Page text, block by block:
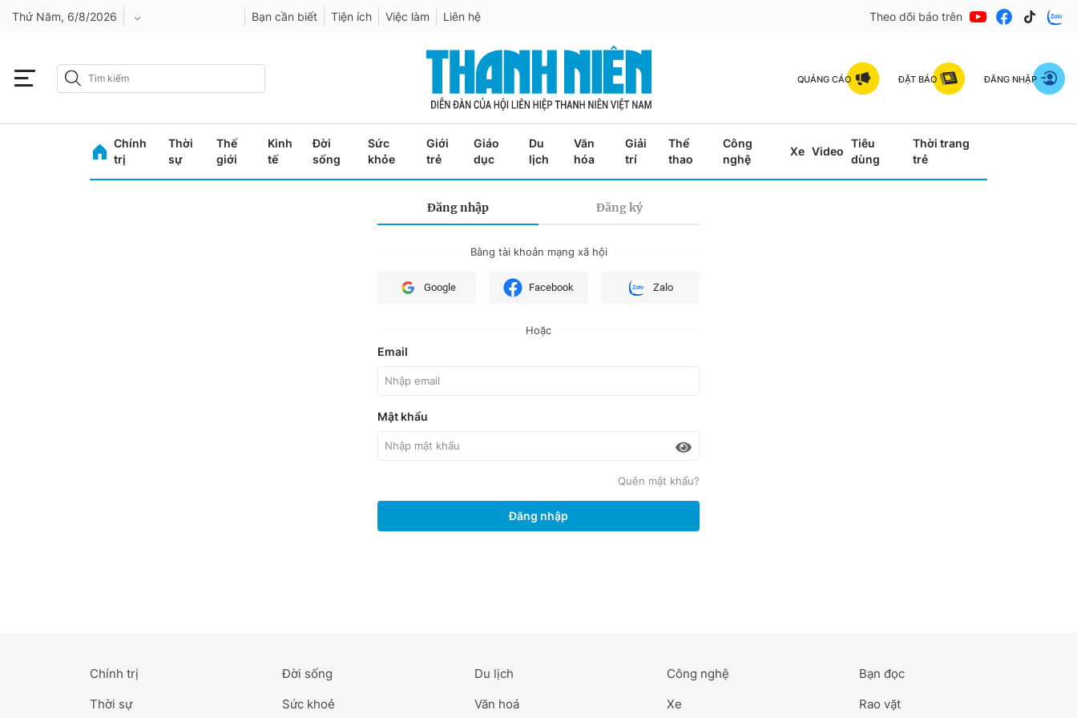
Thứ Năm, 6/8/2026
Bình Phước
Bạn cần biết Tiện ích Việc làm Liên hệ Theo dõi báo trên
QUẢNG CÁO ĐẶT BÁO ĐĂNG NHẬP
Chính
trị
Thời
sự
Thế
giới
Kinh
tế
Đời
sống
Sức
khỏe
Giới
trẻ
Giáo
dục
Du
lịch
Văn
hóa
Giải
trí
Thể
thao
Công
nghệ
Xe Video
Tiêu
dùng
Thời trang
trẻ
Đăng nhập Đăng ký
Bằng tài khoản mạng xã hội
Google Facebook Zalo
Hoặc
Email
Mật khẩu
Quên mật khẩu?
Đăng nhập
Chính trị
Thời sự
Đời sống
Sức khoẻ
Du lịch
Văn hoá
Công nghệ
Xe
Bạn đọc
Rao vặt